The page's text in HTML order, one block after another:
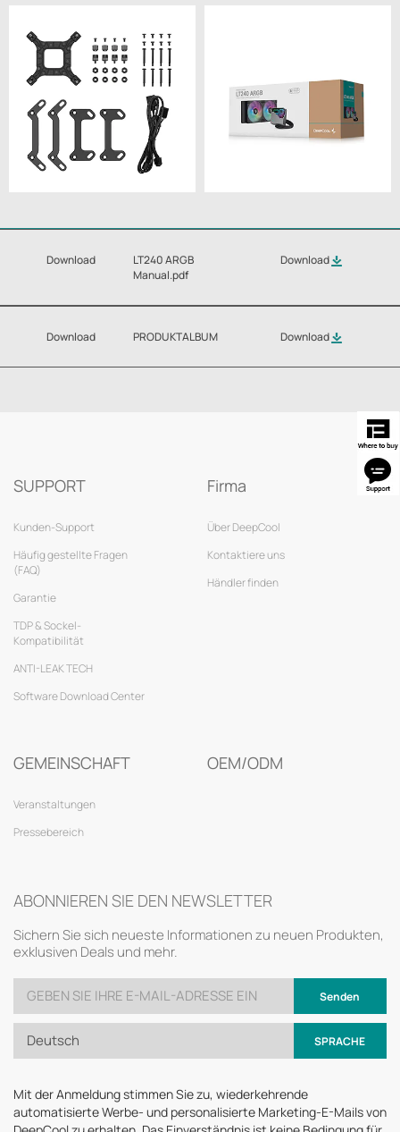
Download
LT240 ARGB
Manual.pdf
Download
Download PRODUKTALBUM Download
SUPPORT
Kunden-Support
Häufig gestellte Fragen
(FAQ)
Garantie
TDP & Sockel-
Kompatibilität
ANTI-LEAK TECH
Software Download Center
Firma
Über DeepCool
Kontaktiere uns
Händler finden
GEMEINSCHAFT
Veranstaltungen
Pressebereich
OEM/ODM
ABONNIEREN SIE DEN NEWSLETTER
Sichern Sie sich neueste Informationen zu neuen Produkten,
exklusiven Deals und mehr.
Senden
Deutsch SPRACHE
Mit der Anmeldung stimmen Sie zu, wiederkehrende
automatisierte Werbe- und personalisierte Marketing-E-Mails von